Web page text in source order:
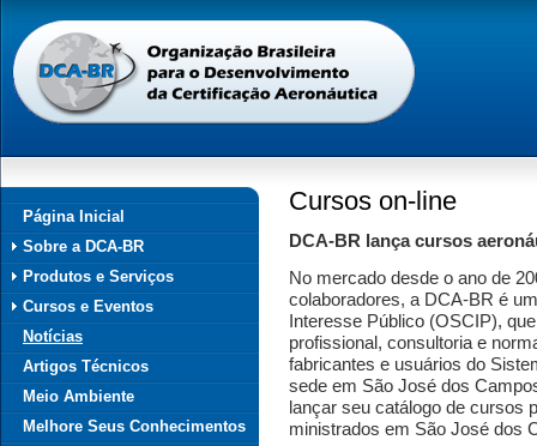
Página Inicial
Sobre a DCA-BR
Produtos e Serviços
Cursos e Eventos
Notícias
Artigos Técnicos
Meio Ambiente
Melhore Seus Conhecimentos
Cursos on-line
DCA-BR lança cursos
No mercado desde o ano de
colaboradores, a DCA-BR é
Interesse Público (OSCIP),
profissional, consultoria e
fabricantes e usuários do
sede em São José dos
lançar seu catálogo de cursos
ministrados em São José dos